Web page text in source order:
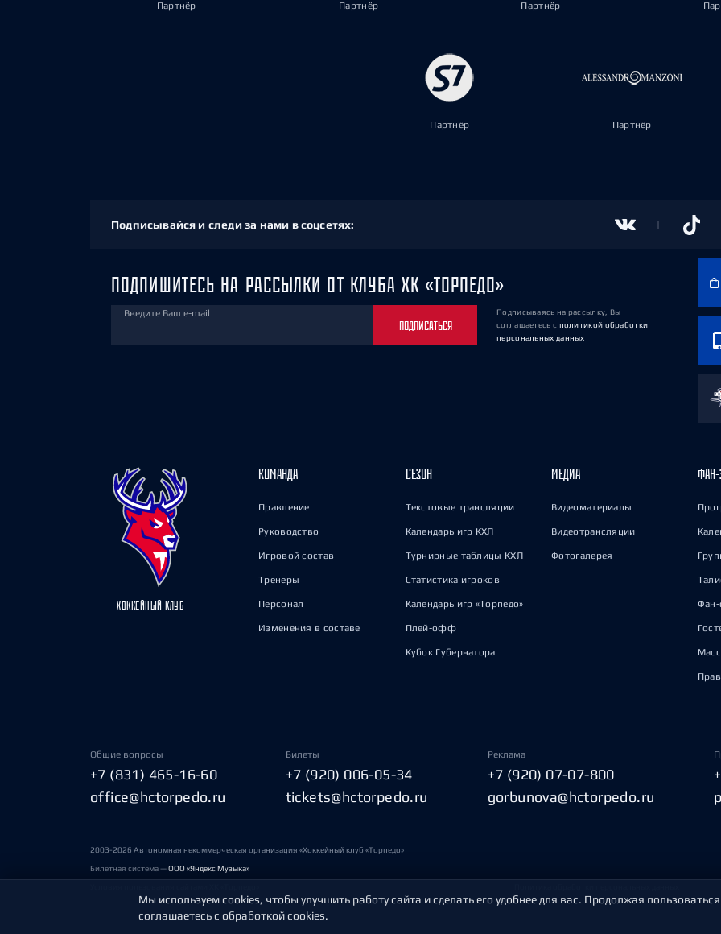
Партнёр Партнёр Партнёр
Партнёр Партнёр
Подписывайся и следи за нами в соцсетях:
ПОДПИШИТЕСЬ НА РАССЫЛКИ ОТ КЛУБА ХК «ТОРПЕДО»
Введите Ваш e-mail
ПОДПИСАТЬСЯ
Подписываясь на рассылку, Вы
соглашаетесь с политикой обработки
персональных данных
ХОККЕЙНЫЙ КЛУБ
КОМАНДА
Правление
Руководство
Игровой состав
Тренеры
Персонал
Изменения в составе
СЕЗОН
Текстовые трансляции
Календарь игр КХЛ
Турнирные таблицы КХЛ
Статистика игроков
Календарь игр «Торпедо»
Плей-офф
Кубок Губернатора
МЕДИА
Видеоматериалы
Видеотрансляции
Фотогалерея
ФАН-
Фан-
Общие вопросы
+7 (831) 465-16-60
office@hctorpedo.ru
Билеты
+7 (920) 006-05-34
tickets@hctorpedo.ru
Реклама
+7 (920) 07-07-800
gorbunova@hctorpedo.ru
2003-2026 Автономная некоммерческая организация «Хоккейный клуб «Торпедо»
Билетная система —ООО «Яндекс Музыка»
Мы используем cookies, чтобы улучшить работу сайта и сделать его удобнее для вас. Продолжая
соглашаетесь с обработкой cookies.